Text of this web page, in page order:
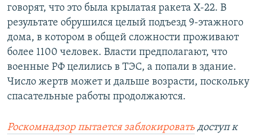
говорят, что это была крылатая ракета Х-22. В
результате обрушился целый подъезд 9-этажного
дома, в котором в общей сложности проживают
более 1100 человек. Власти предполагают, что
военные РФ целились в ТЭС, а попали в здание.
Число жертв может и дальше возрасти, поскольку
спасательные работы продолжаются.
Роскомнадзор пытается заблокировать доступ к